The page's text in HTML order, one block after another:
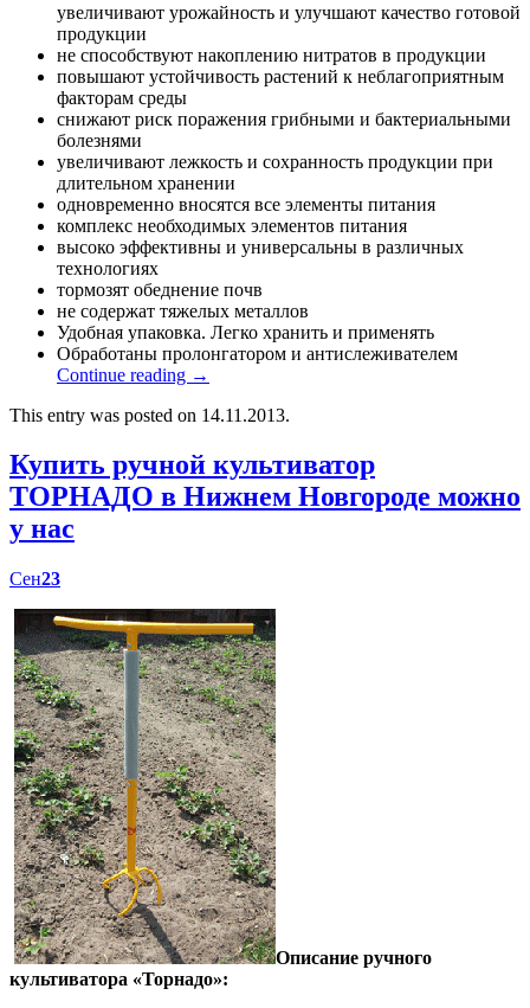
увеличивают урожайность и улучшают качество готовой
продукции
не способствуют накоплению нитратов в продукции
повышают устойчивость растений к неблагоприятным
факторам среды
снижают риск поражения грибными и бактериальными
болезнями
увеличивают лежкость и сохранность продукции при
длительном хранении
одновременно вносятся все элементы питания
комплекс необходимых элементов питания
высоко эффективны и универсальны в различных
технологиях
тормозят обеднение почв
не содержат тяжелых металлов
Удобная упаковка. Легко хранить и применять
Обработаны пролонгатором и антислеживателем
Continue reading →
This entry was posted on 14.11.2013.
Купить ручной культиватор
ТОРНАДО в Нижнем Новгороде можно
у нас
Сен23
Описание ручного
культиватора «Торнадо»: